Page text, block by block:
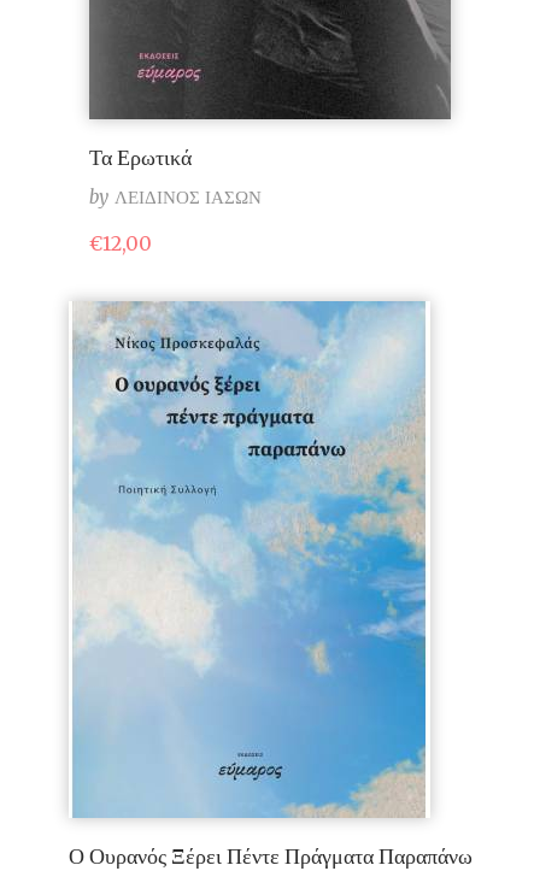
Τα Ερωτικά
by ΛΕΙΔΙΝΟΣ ΙΑΣΩΝ
€12,00
Ο Ουρανός Ξέρει Πέντε Πράγματα Παραπάνω